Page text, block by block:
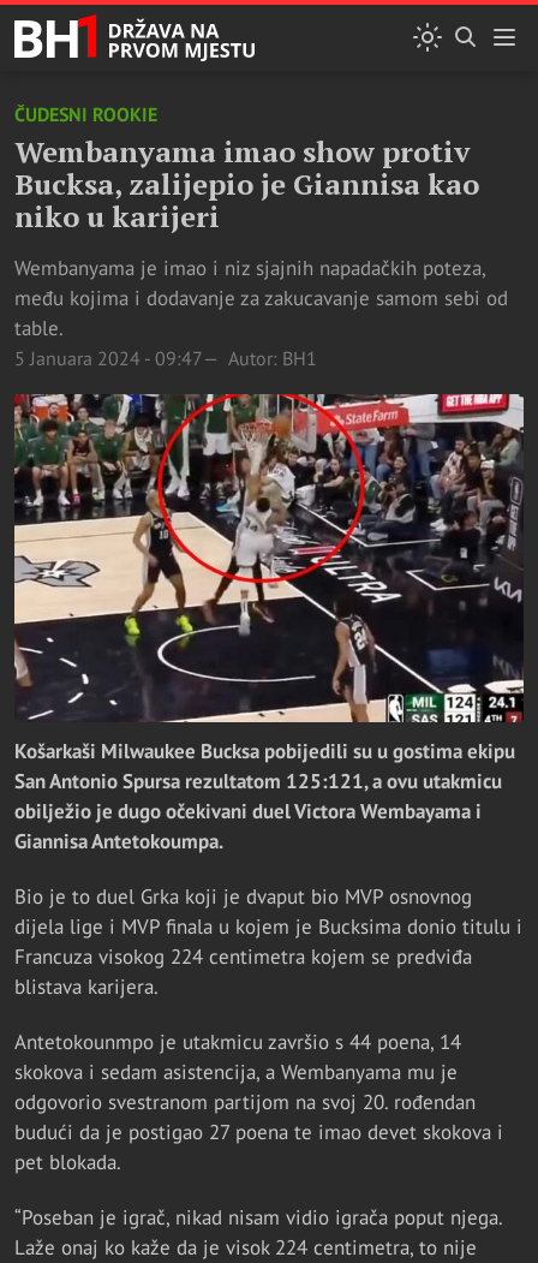
ČUDESNI ROOKIE
Wembanyama imao show protiv
Bucksa, zalijepio je Giannisa kao
niko u karijeri
Wembanyama je imao i niz sjajnih napadačkih poteza,
među kojima i dodavanje za zakucavanje samom sebi od
table.
5 Januara 2024 - 09:47 Autor: BH1
Košarkaši Milwaukee Bucksa pobijedili su u gostima ekipu
San Antonio Spursa rezultatom 125:121, a ovu utakmicu
obilježio je dugo očekivani duel Victora Wembayama i
Giannisa Antetokoumpa.
Bio je to duel Grka koji je dvaput bio MVP osnovnog
dijela lige i MVP finala u kojem je Bucksima donio titulu i
Francuza visokog 224 centimetra kojem se predviđa
blistava karijera.
Antetokounmpo je utakmicu završio s 44 poena, 14
skokova i sedam asistencija, a Wembanyama mu je
odgovorio svestranom partijom na svoj 20. rođendan
budući da je postigao 27 poena te imao devet skokova i
pet blokada.
“Poseban je igrač, nikad nisam vidio igrača poput njega.
Laže onaj ko kaže da je visok 224 centimetra, to nije